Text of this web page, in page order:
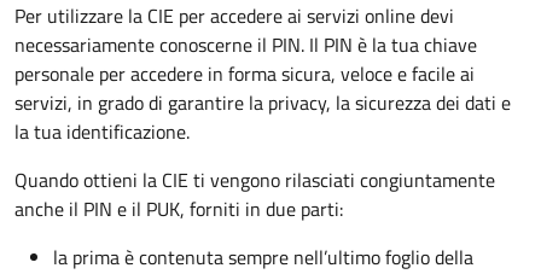
Per utilizzare la CIE per accedere ai servizi online devi
necessariamente conoscerne il PIN. Il PIN è la tua chiave
personale per accedere in forma sicura, veloce e facile ai
servizi, in grado di garantire la privacy, la sicurezza dei dati e
la tua identificazione.
Quando ottieni la CIE ti vengono rilasciati congiuntamente
anche il PIN e il PUK, forniti in due parti:
la prima è contenuta sempre nell’ultimo foglio della